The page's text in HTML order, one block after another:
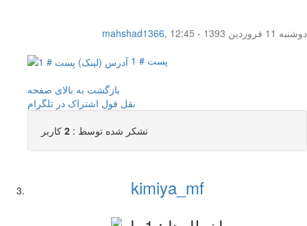
mahshad1366,
دوشنبه 11 فروردین 1393 - 12:45
پست # 1
بازگشت به بالای صفحه
نقل قول اشتراک در تلگرام
تشکر شده توسط : 2 کاربر
kimiya_mf